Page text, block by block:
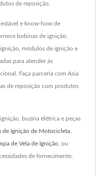
de reposição.
e know-how de
bobinas de ignição,
módulos de ignição e
para atender às
Faça parceria com Asia
de reposição com produtos
buzina elétrica e peças
de Ignição de Motocicleta
de Vela de Ignição , ou
de fornecimento.